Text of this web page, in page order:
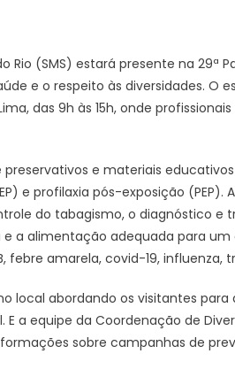
Rio (SMS) estará presente na 29ª
e o respeito às diversidades. O
das 9h às 15h, onde
preservativos e materiais
e profilaxia pós-exposição (PEP).
do tabagismo, o diagnóstico e
a alimentação adequada para
febre amarela, covid-19, influenza,
local abordando os visitantes
E a equipe da Coordenação de
sobre campanhas de